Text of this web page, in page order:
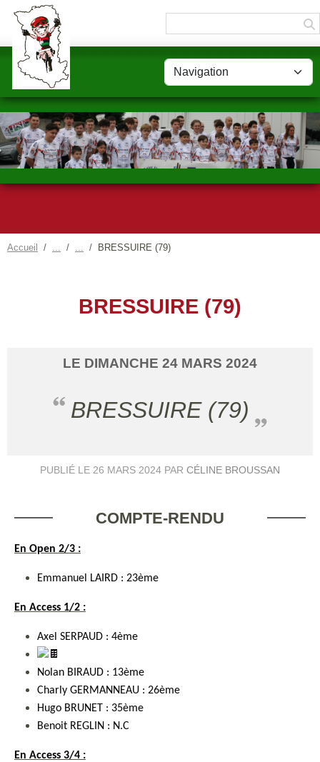
Accueil BRESSUIRE (79)
BRESSUIRE (79)
LE DIMANCHE 24 MARS 2024
BRESSUIRE (79)
PUBLIÉ LE 26 MARS 2024 PAR CÉLINE BROUSSAN
COMPTE-RENDU
En Open 2/3 :
Emmanuel LAIRD : 23ème
En Access 1/2 :
Axel SERPAUD : 4ème
Nolan BIRAUD : 13ème
Charly GERMANNEAU : 26ème
Hugo BRUNET : 35ème
Benoit REGLIN : N.C
En Access 3/4 :
Panneau de gestion des cookies